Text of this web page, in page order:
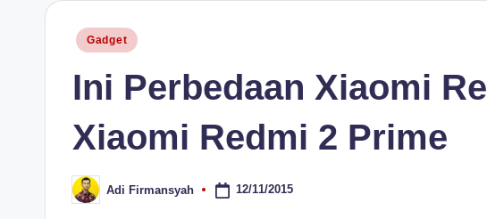
Posted
Gadget
Ini Perbedaan Xiaomi
Xiaomi Redmi 2 Prime
Posted
by
Adi Firmansyah 12/11/2015